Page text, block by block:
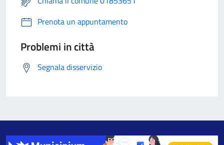
Prenota un appuntamento
Problemi in città
Segnala disservizio